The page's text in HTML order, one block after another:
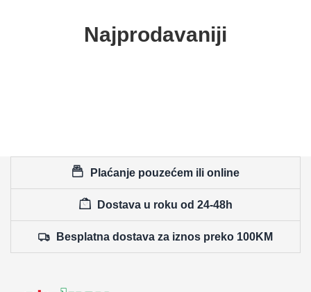
Najprodavaniji
Plaćanje pouzećem ili online
Dostava u roku od 24-48h
Besplatna dostava za iznos preko 100KM